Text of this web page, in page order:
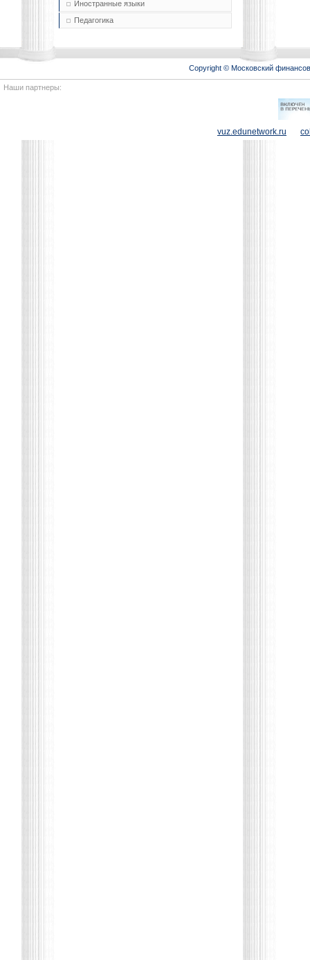
Иностранные языки
Педагогика
Copyright © Московский
Наши партнеры:
vuz.edunetwork.ru